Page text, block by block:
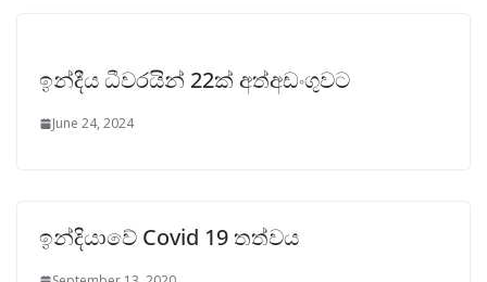
ඉන්දීය ධීවරයින් 22ක් අත්අඩංගුවට
June 24, 2024
ඉන්දියාවේ Covid 19 තත්වය